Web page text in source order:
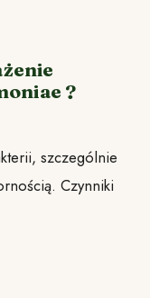
?
szczególnie
Czynniki